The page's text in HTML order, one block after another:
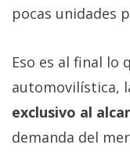
/
Cambiar
opciones
de
privacidad
pocas unidades
Eso es al final lo
automovilística,
exclusivo al
demanda del